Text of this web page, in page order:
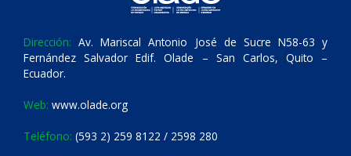
Dirección: Av. Mariscal Antonio José de Sucre N58-63 y
Fernández Salvador Edif. Olade – San Carlos, Quito –
Ecuador.
Web: www.olade.org
Teléfono: (593 2) 259 8122 / 2598 280